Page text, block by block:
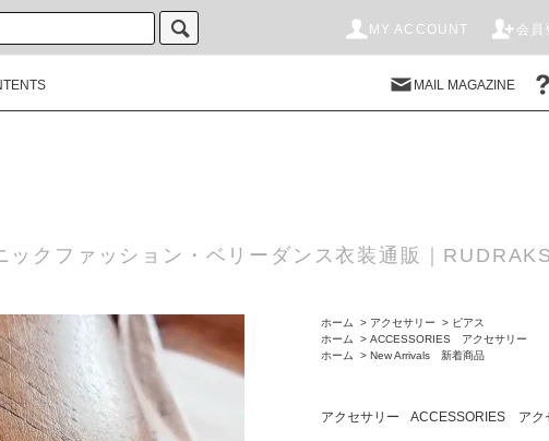
MY ACCOUNT 会員
MAIL MAGAZINE
ックファッション・ベリーダンス衣装通販｜
ホーム > アクセサリー > ピアス
ホーム
> ACCESSORIES アクセサリー
ホーム
> New Arrivals 新着商品
アクセサリー ACCESSORIES アク